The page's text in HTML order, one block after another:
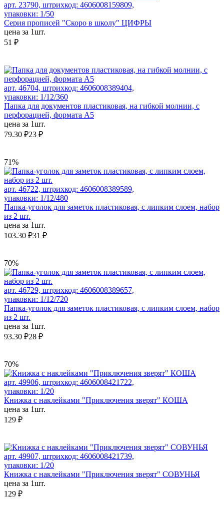
арт. 23790, штрихкод: 4606008159809,
упаковки: 1/50
Серия прописей "Скоро в школу" ЦИФРЫ
цена за 1шт.
51 ₽
арт. 46704, штрихкод: 4606008389404,
упаковки: 1/12/360
Папка для документов пластиковая, на гибкой молнии, с
перфорацией, формата А5
цена за 1шт.
79.30 ₽23 ₽
71%
арт. 46722, штрихкод: 4606008389589,
упаковки: 1/12/480
Папка-уголок для заметок пластиковая, с липким слоем, набор
из 2 шт.
цена за 1шт.
103.30 ₽31 ₽
70%
арт. 46729, штрихкод: 4606008389657,
упаковки: 1/12/720
Папка-уголок для заметок пластиковая, с липким слоем, набор
из 2 шт.
цена за 1шт.
93.30 ₽28 ₽
70%
арт. 49906, штрихкод: 4606008421722,
упаковки: 1/20
Книжка с наклейками "Приключения зверят" КОША
цена за 1шт.
129 ₽
арт. 49907, штрихкод: 4606008421739,
упаковки: 1/20
Книжка с наклейками "Приключения зверят" СОВУНЬЯ
цена за 1шт.
129 ₽